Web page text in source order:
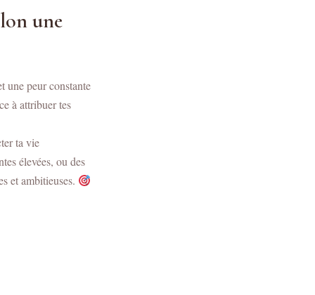
une
une peur constante
à attribuer tes
ta vie
élevées, ou des
et ambitieuses.